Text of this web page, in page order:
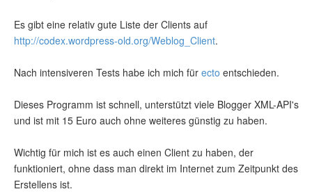
Es gibt eine relativ gute Liste der Clients auf
http://codex.wordpress-old.org/Weblog_Client.
Nach intensiveren Tests habe ich mich für ecto entschieden.
Dieses Programm ist schnell, unterstützt viele Blogger XML-API's
und ist mit 15 Euro auch ohne weiteres günstig zu haben.
Wichtig für mich ist es auch einen Client zu haben, der
funktioniert, ohne dass man direkt im Internet zum Zeitpunkt des
Erstellens ist.